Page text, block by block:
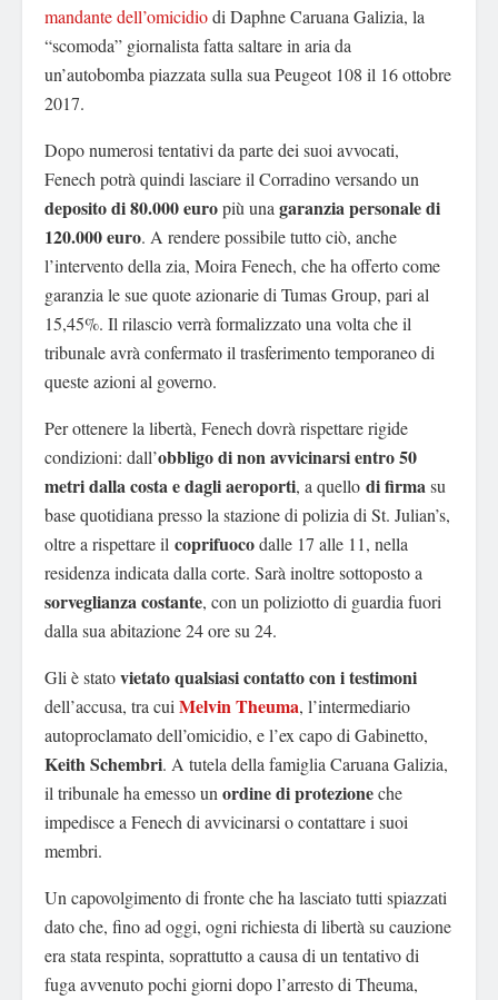
mandante dell’omicidiodi Daphne Caruana Galizia, la
“scomoda” giornalista fatta saltare in aria da
un’autobomba piazzata sulla sua Peugeot 108 il 16 ottobre
2017.
Dopo numerosi tentativi da parte dei suoi avvocati,
Fenech potrà quindi lasciare il Corradino versando un
deposito di 80.000 europiù una garanzia personale di
120.000 euro. A rendere possibile tutto ciò, anche
l’intervento della zia, Moira Fenech, che ha offerto come
garanzia le sue quote azionarie di Tumas Group, pari al
15,45%. Il rilascio verrà formalizzato una volta che il
tribunale avrà confermato il trasferimento temporaneo di
queste azioni al governo.
Per ottenere la libertà, Fenech dovrà rispettare rigide
condizioni: dall’obbligo di non avvicinarsi entro 50
metridalla costa e dagli aeroporti, a quello di firmasu
base quotidiana presso la stazione di polizia di St. Julian’s,
oltre a rispettare il coprifuocodalle 17 alle 11, nella
residenza indicata dalla corte. Sarà inoltre sottoposto a
sorveglianza costante, con un poliziotto di guardia fuori
dalla sua abitazione 24 ore su 24.
Gli è statovietato qualsiasi contatto con i testimoni
dell’accusa, tra cui Melvin Theuma, l’intermediario
autoproclamato dell’omicidio, e l’ex capo di Gabinetto,
Keith Schembri. A tutela della famiglia Caruana Galizia,
il tribunale ha emesso un ordine di protezioneche
impedisce a Fenech di avvicinarsi o contattare i suoi
membri.
Un capovolgimento di fronte che ha lasciato tutti spiazzati
dato che, fino ad oggi, ogni richiesta di libertà su cauzione
era stata respinta, soprattutto a causa di un tentativo di
fuga avvenuto pochi giorni dopo l’arresto di Theuma,